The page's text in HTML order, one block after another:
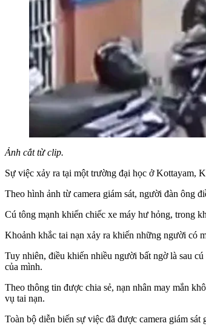
Ảnh cắt từ clip.
Sự việc xảy ra tại một trường đại học ở Kottayam,
Theo hình ảnh từ camera giám sát, người đàn ông
Cú tông mạnh khiến chiếc xe máy hư hỏng, trong
Khoảnh khắc tai nạn xảy ra khiến những người có
Tuy nhiên, điều khiến nhiều người bất ngờ là sau
của mình.
Theo thông tin được chia sẻ, nạn nhân may mắn
vụ tai nạn.
Toàn bộ diễn biến sự việc đã được camera giám sát